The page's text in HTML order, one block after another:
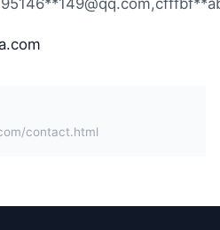
149@qq.com,cfffbf**
contact.html